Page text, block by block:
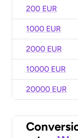
200 EUR
1000 EUR
2000 EUR
10000 EUR
20000 EUR